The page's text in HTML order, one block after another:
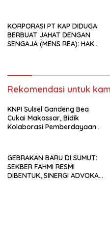
KORPORASI PT KAP DIDUGA
BERBUAT JAHAT DENGAN
SENGAJA (MENS REA): HAK
Rekomendasi untuk
KNPI Sulsel Gandeng Bea
Cukai Makassar, Bidik
Kolaborasi Pemberdayaan
GEBRAKAN BARU DI SUMUT:
SEKBER FAHMI RESMI
DIBENTUK, SINERGI ADVOKAT